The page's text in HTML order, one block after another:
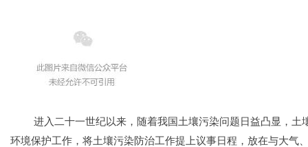
进入二十一世纪以来，随着我国土壤污染问题日益凸显，土
环境保护工作，将土壤污染防治工作提上议事日程，放在与大气